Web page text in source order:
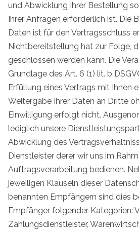
und Abwicklung Ihrer Bestellung
Ihrer Anfragen erforderlich ist. Die
Daten ist für den Vertragsschluss
Nichtbereitstellung hat zur Folge,
geschlossen werden kann. Die
Grundlage des Art. 6 (1) lit. b
Erfüllung eines Vertrags mit Ihnen
Weitergabe Ihrer Daten an Dritte
Einwilligung erfolgt nicht.
lediglich unsere
Abwicklung des
Dienstleister derer wir uns im
Auftragsverarbeitung bedienen.
jeweiligen Klauseln dieser
benannten Empfängern sind dies
Empfänger folgender Kategorien:
Zahlungsdienstleister,